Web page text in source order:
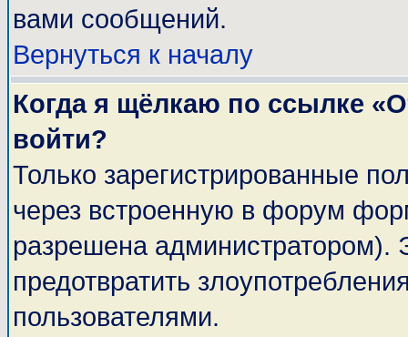
вами сообщений.
Вернуться к началу
Когда я щёлкаю по ссылке
войти?
Только зарегистрированные
через встроенную в форум
разрешена администратором).
предотвратить
пользователями.